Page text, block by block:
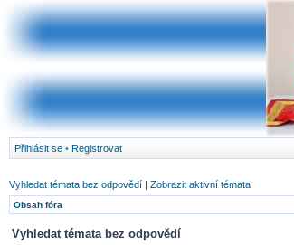
Přihlásit se • Registrovat
Vyhledat témata bez odpovědí | Zobrazit aktivní témata
Obsah fóra
Vyhledat témata bez odpovědí